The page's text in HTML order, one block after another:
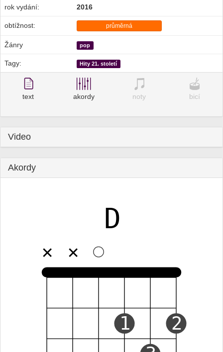
rok vydání: 2016
obtížnost: průměrná
Žánry pop
Tagy: Hity 21. století
text akordy noty bicí
Video
Akordy
D
✕ ✕
1
2